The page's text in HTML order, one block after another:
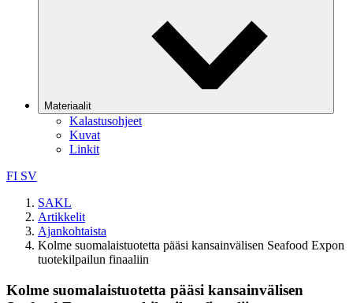
Materiaalit
Kalastusohjeet
Kuvat
Linkit
FI SV
SAKL
Artikkelit
Ajankohtaista
Kolme suomalaistuotetta pääsi kansainvälisen Seafood Expon
tuotekilpailun finaaliin
Kolme suomalaistuotetta pääsi kansainvälisen